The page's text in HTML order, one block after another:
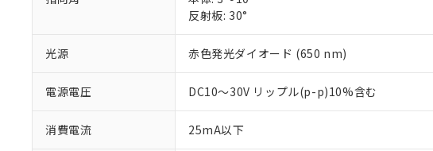
反射板: 30°
光源 赤色発光ダイオード (650 nm)
電源電圧 DC10～30V リップル(p-p)10%含む
消費電流 25mA以下